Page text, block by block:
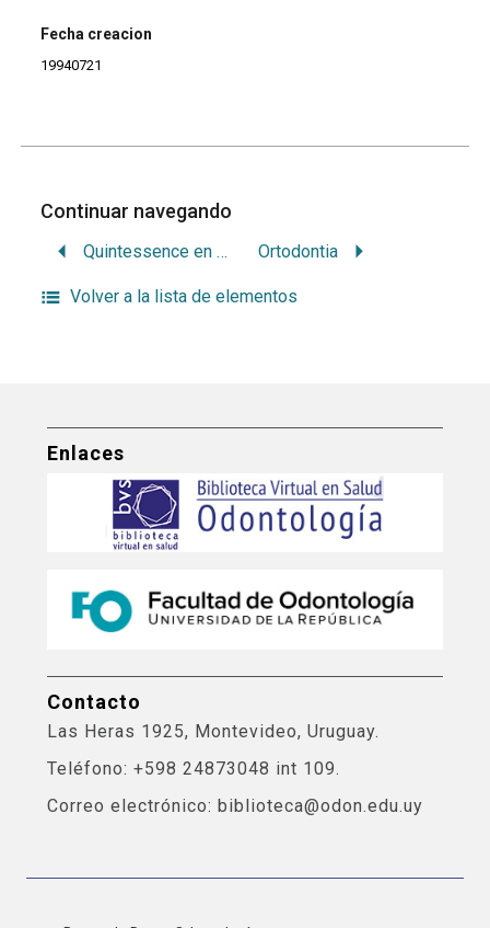
Fecha creacion
19940721
Continuar navegando
Quintessence en español Ortodontia
Volver a la lista de elementos
Enlaces
Contacto
Las Heras 1925, Montevideo, Uruguay.
Teléfono: +598 24873048 int 109.
Correo electrónico: biblioteca@odon.edu.uy